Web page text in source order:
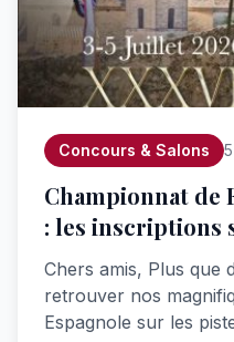
Concours & Salons
Championnat de
: les inscriptions
Chers amis, Plus que
retrouver nos
Espagnole sur les